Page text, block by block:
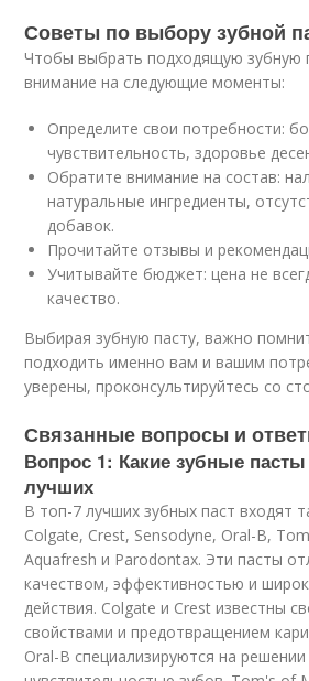
Советы по выбору зубной
Чтобы выбрать подходящую зубную
внимание на следующие моменты:
Определите свои потребности:
чувствительность, здоровье
Обратите внимание на состав:
натуральные ингредиенты,
добавок.
Прочитайте отзывы и
Учитывайте бюджет: цена не
качество.
Выбирая зубную пасту, важно
подходить именно вам и вашим
уверены, проконсультируйтесь со
Связанные вопросы и
Вопрос 1: Какие зубные
лучших
В топ-7 лучших зубных паст входят
Colgate, Crest, Sensodyne, Oral-B,
Aquafresh и Parodontax. Эти пасты
качеством, эффективностью и
действия. Colgate и Crest известны
свойствами и предотвращением
Oral-B специализируются на